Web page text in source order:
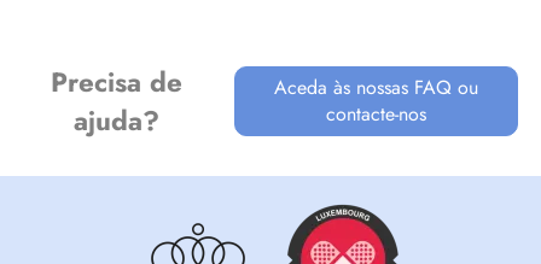
results, using an integrative approach to Eastern Medicine.
We remind you that the sessions can be modified, cancelled on
Doctena only, without any charge until 48 hours before your
CHINESE MEDICINE AND ACUPUNCTURE ARE NOT A SUBSTITUTE
FOR MEDICAL CONSULTATION, DIAGNOSIS, OR MEDICAL
Precisa de
ajuda?
Aceda às nossas FAQ ou
contacte-nos